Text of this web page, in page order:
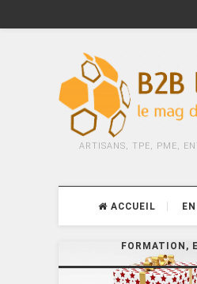
ARTISANS, TPE, PME,
ACCUEIL
FORMATION,